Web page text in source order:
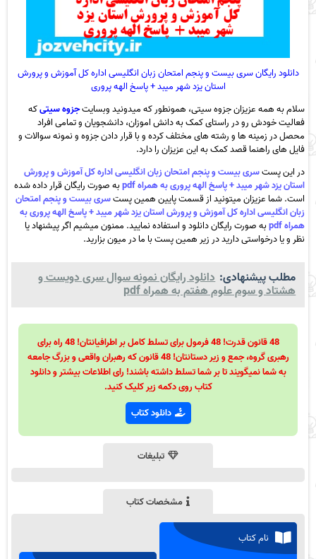
دانلود رایگان سری بیست و پنجم امتحان زبان انگلیسی اداره کل آموزش و پرورش
استان یزد شهر میبد + پاسخ الهه پروری
سلام به همه عزیزان جزوه سیتی، همونطور که میدونید وبسایتجزوه سیتیکه
فعالیت خودش رو در راستای کمک به دانش اموزان، دانشجویان و تمامی افراد
محصل در زمینه ها و رشته های مختلف کرده و با قرار دادن جزوه و نمونه سوالات و
فایل های راهنما قصد کمک به این عزیزان را دارد.
در این پستسری بیست و پنجم امتحان زبان انگلیسی اداره کل آموزش و پرورش
استان یزد شهر میبد + پاسخ الهه پروری به همراه pdf
به صورت رایگان قرار داده شده
است. شما عزیزان میتونید از قسمت پایین همین پستسری بیست و پنجم امتحان
زبان انگلیسی اداره کل آموزش و پرورش استان یزد شهر میبد + پاسخ الهه پروری به
همراه pdf
به صورت رایگان دانلود و استفاده نمایید. ممنون میشیم اگر پیشنهاد یا
نظر و یا درخواستی دارید در زیر همین پست با ما در میون بزارید.
مطلب پیشنهادی: دانلود رایگان نمونه سوال سری دویست و
هشتاد و سوم علوم هفتم به همراه pdf
48 قانون قدرت! 48 فرمول برای تسلط کامل بر اطرافیانتان! 48 راه برای
رهبری گروه، جمع و زیر دستانتان! 48 قانون که رهبران واقعی و بزرگ جامعه
به شما نمیگویند تا بر شما تسلط داشته باشند! رای اطلاعات بیشتر و دانلود
کتاب روی دکمه زیر کلیک کنید.
دانلود کتاب
تبلیغات
مشخصات کتاب
نام کتاب